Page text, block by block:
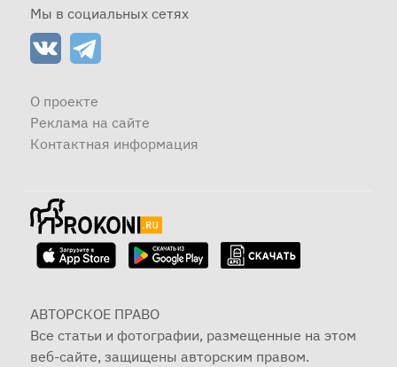
Мы в социальных сетях
О проекте
Реклама на сайте
Контактная информация
АВТОРСКОЕ ПРАВО
Все статьи и фотографии, размещенные на этом
веб-сайте, защищены авторским правом.